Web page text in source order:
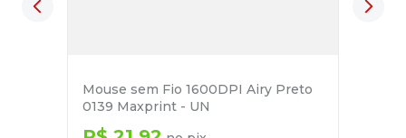
Mouse sem Fio 1600DPI Airy Preto
0139 Maxprint - UN